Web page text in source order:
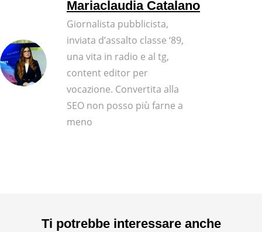
Mariaclaudia Catalano
Giornalista pubblicista,
inviata d’assalto classe ‘89,
una vita in radio e al tg,
content editor per
vocazione. Convertita alla
SEO non posso più farne a
meno
Ti potrebbe interessare anche